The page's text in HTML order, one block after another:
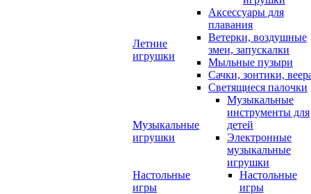
Летние
игрушки
Аксессуары для
плавания
Ветерки, воздушные
змеи, запускалки
Мыльные пузыри
Сачки, зонтики,
Светящиеся палочки
Музыкальные
игрушки
Музыкальные
инструменты для
детей
Электронные
музыкальные
игрушки
Настольные
игры
Настольные
игры